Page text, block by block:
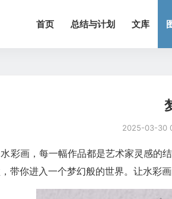
首页 总结与计划 文库
2025-03-30
彩画，每一幅作品都是艺术家灵感的
带你进入一个梦幻般的世界。让水彩